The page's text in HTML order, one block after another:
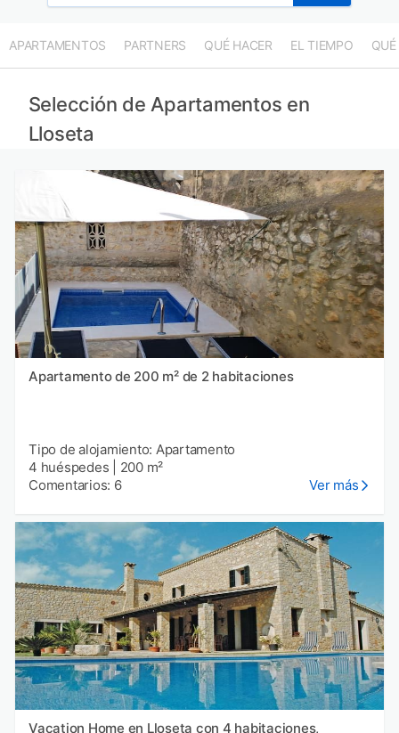
APARTAMENTOS PARTNERS QUÉ HACER EL TIEMPO QUÉ
Selección de Apartamentos en
Lloseta
Apartamento de 200 m² de 2 habitaciones
Tipo de alojamiento: Apartamento
4 huéspedes
200 m²
Comentarios: 6
Ver más
Vacation Home en Lloseta con 4 habitaciones,